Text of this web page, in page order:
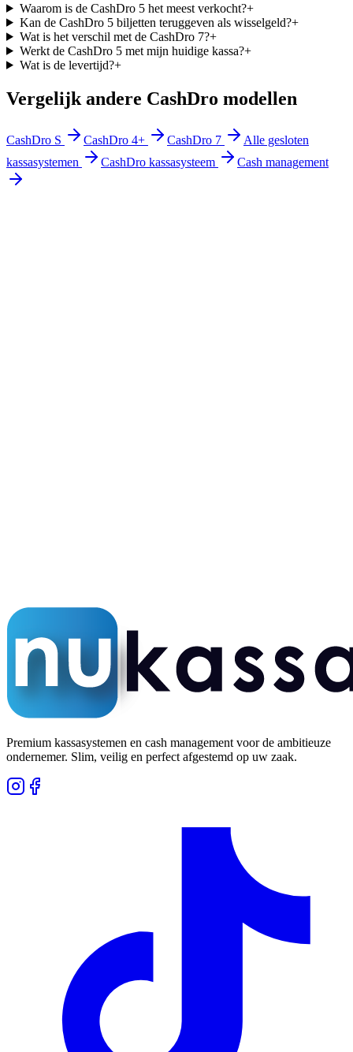
Waarom is de CashDro 5 het meest verkocht?+
Kan de CashDro 5 biljetten teruggeven als wisselgeld?+
Wat is het verschil met de CashDro 7?+
Werkt de CashDro 5 met mijn huidige kassa?+
Wat is de levertijd?+
Vergelijk andere CashDro modellen
CashDro S CashDro 4+ CashDro 7
Alle gesloten
kassasystemen
CashDro kassasysteem Cash management
Premium kassasystemen en cash management voor de ambitieuze
ondernemer. Slim, veilig en perfect afgestemd op uw zaak.